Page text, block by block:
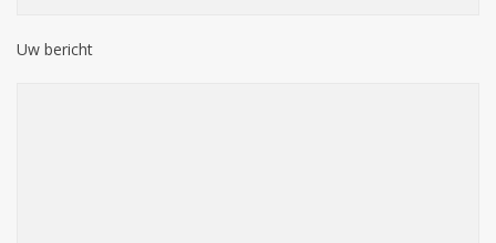
Uw bericht